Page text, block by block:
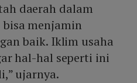
daerah dalam
menjamin
baik. Iklim usaha
hal-hal seperti ini
ujarnya.